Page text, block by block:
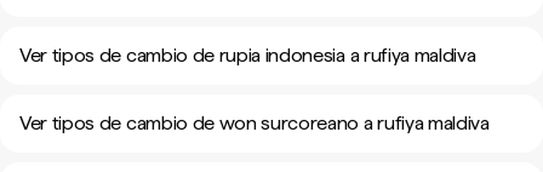
Ver tipos de cambio de rupia indonesia a rufiya maldiva
Ver tipos de cambio de won surcoreano a rufiya maldiva